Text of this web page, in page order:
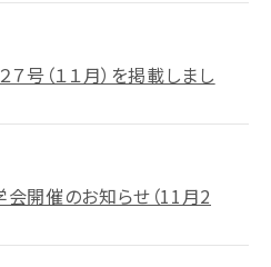
号（１１月）を掲載しまし
開催のお知らせ（11月2